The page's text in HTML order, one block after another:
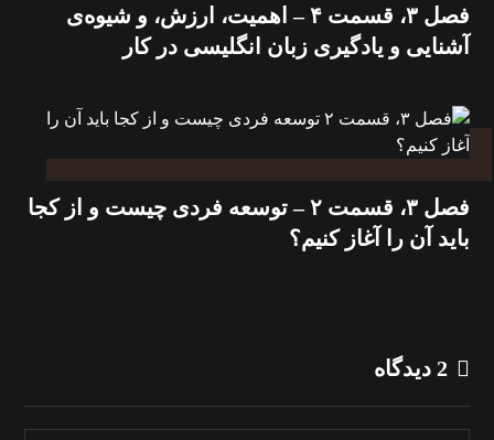
فصل ۳، قسمت ۴ – اهمیت، ارزش، و شیوه‌ی
آشنایی و یادگیری زبان انگلیسی در کار
فصل ۳، قسمت ۲ – توسعه فردی چیست و از کجا
باید آن را آغاز کنیم؟
2 دیدگاه